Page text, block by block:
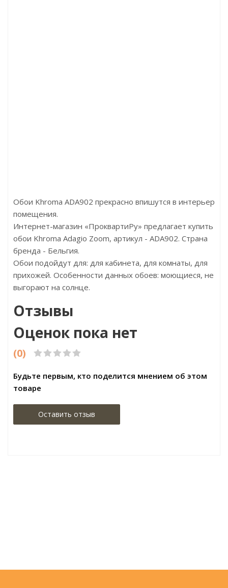
Обои Khroma ADA902 прекрасно впишутся в интерьер
помещения.
Интернет-магазин «ПроквартиРу» предлагает купить
обои Khroma Adagio Zoom, артикул - ADA902. Страна
бренда - Бельгия.
Обои подойдут для: для кабинета, для комнаты, для
прихожей. Особенности данных обоев: моющиеся, не
выгорают на солнце.
Отзывы
Оценок пока нет
(0)
Будьте первым, кто поделится мнением об этом
товаре
Оставить отзыв